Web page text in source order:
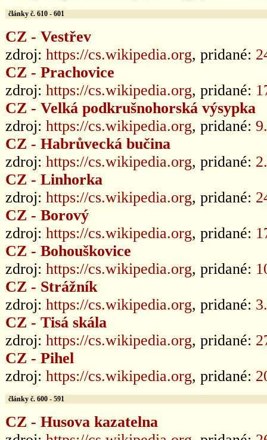
články č. 610 - 601
CZ - Vestřev
zdroj: https://cs.wikipedia.org, pridané:
CZ - Prachovice
zdroj: https://cs.wikipedia.org, pridané:
CZ - Velká podkrušnohorská výsypka
zdroj: https://cs.wikipedia.org, pridané:
CZ - Habrůvecká bučina
zdroj: https://cs.wikipedia.org, pridané:
CZ - Linhorka
zdroj: https://cs.wikipedia.org, pridané:
CZ - Borový
zdroj: https://cs.wikipedia.org, pridané:
CZ - Bohouškovice
zdroj: https://cs.wikipedia.org, pridané:
CZ - Strážník
zdroj: https://cs.wikipedia.org, pridané:
CZ - Tisá skála
zdroj: https://cs.wikipedia.org, pridané:
CZ - Pihel
zdroj: https://cs.wikipedia.org, pridané:
články č. 600 - 591
CZ - Husova kazatelna